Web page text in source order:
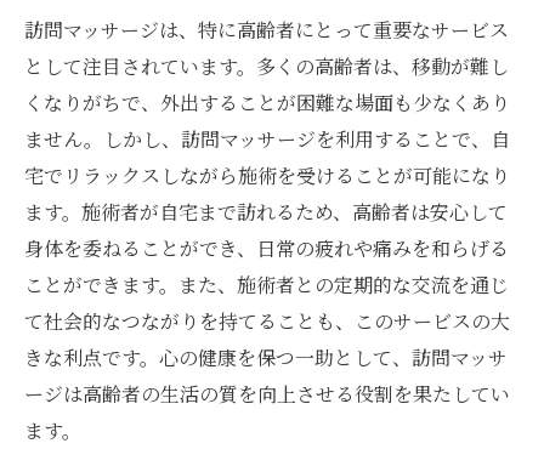
訪問マッサージは、特に高齢者にとって重要なサービス
として注目されています。多くの高齢者は、移動が難し
くなりがちで、外出することが困難な場面も少なくあり
ません。しかし、訪問マッサージを利用することで、自
宅でリラックスしながら施術を受けることが可能になり
ます。施術者が自宅まで訪れるため、高齢者は安心して
身体を委ねることができ、日常の疲れや痛みを和らげる
ことができます。また、施術者との定期的な交流を通じ
て社会的なつながりを持てることも、このサービスの大
きな利点です。心の健康を保つ一助として、訪問マッサ
ージは高齢者の生活の質を向上させる役割を果たしてい
ます。